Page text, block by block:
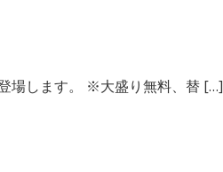
場します。 ※大盛り無料、替 […]